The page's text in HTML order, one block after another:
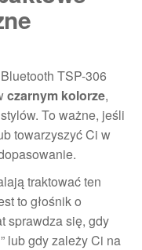
TSP-306
czarnym kolorze,
To ważne, jeśli
towarzyszyć Ci w
traktować ten
to głośnik o
sprawdza się, gdy
lub gdy zależy Ci na